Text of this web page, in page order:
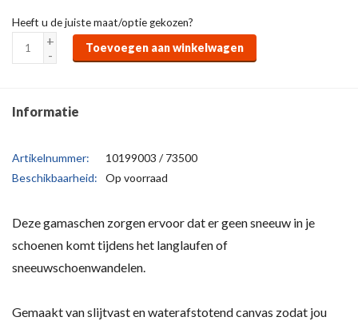
Heeft u de juiste maat/optie gekozen?
+
-
Toevoegen aan winkelwagen
Informatie
Artikelnummer:
10199003 / 73500
Beschikbaarheid:
Op voorraad
Deze gamaschen zorgen ervoor dat er geen sneeuw in je
schoenen komt tijdens het langlaufen of
sneeuwschoenwandelen.
Gemaakt van slijtvast en waterafstotend canvas zodat jou